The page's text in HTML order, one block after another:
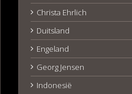
Christa Ehrlich
Duitsland
Engeland
Georg Jensen
Indonesië